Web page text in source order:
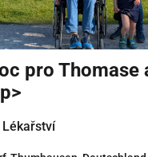
pro Thomase